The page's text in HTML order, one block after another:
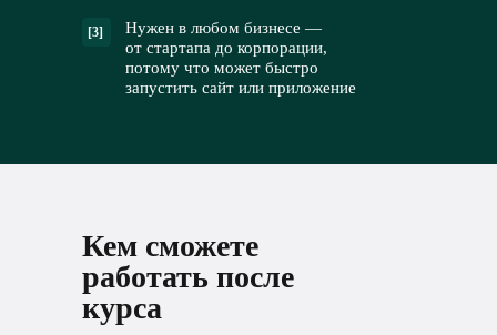
[3]
Нужен в любом бизнесе —
от стартапа до корпорации,
потому что может быстро
запустить сайт или приложение
Кем сможете
работать после
курса